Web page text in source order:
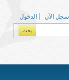
الدخول
سجل الآن